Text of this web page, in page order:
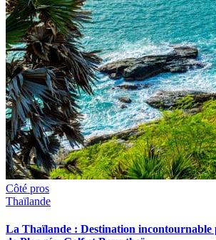
Côté pros
Thaïlande
La Thaïlande : Destination incontournable